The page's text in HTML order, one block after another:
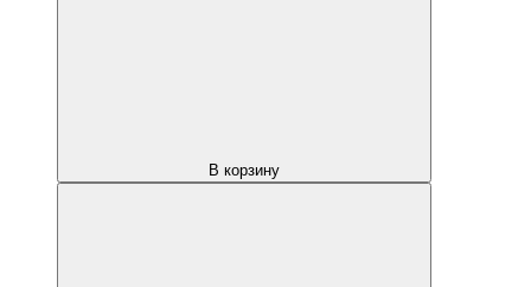
В корзину